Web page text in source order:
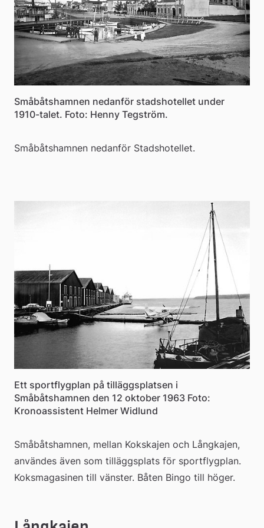
Småbåtshamnen nedanför stadshotellet under
1910-talet. Foto: Henny Tegström.
Ett sportflygplan på tilläggsplatsen i
Småbåtshamnen den 12 oktober 1963 Foto:
Kronoassistent Helmer Widlund
Småbåtshamnen, mellan Kokskajen och Långkajen,
användes även som tilläggsplats för sportflygplan.
Koksmagasinen till vänster. Båten Bingo till höger.